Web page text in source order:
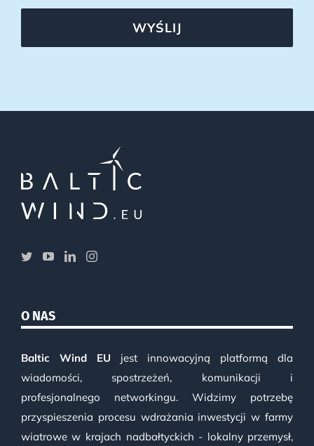
WYŚLIJ
O NAS
Baltic Wind EU jest innowacyjną platformą dla
wiadomości, spostrzeżeń, komunikacji i
profesjonalnego networkingu. Widzimy potrzebę
przyspieszenia procesu wdrażania inwestycji w farmy
wiatrowe w krajach nadbałtyckich - lokalny przemysł,